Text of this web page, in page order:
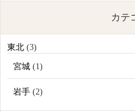
カテ
東北(3)
宮城 (1)
岩手 (2)